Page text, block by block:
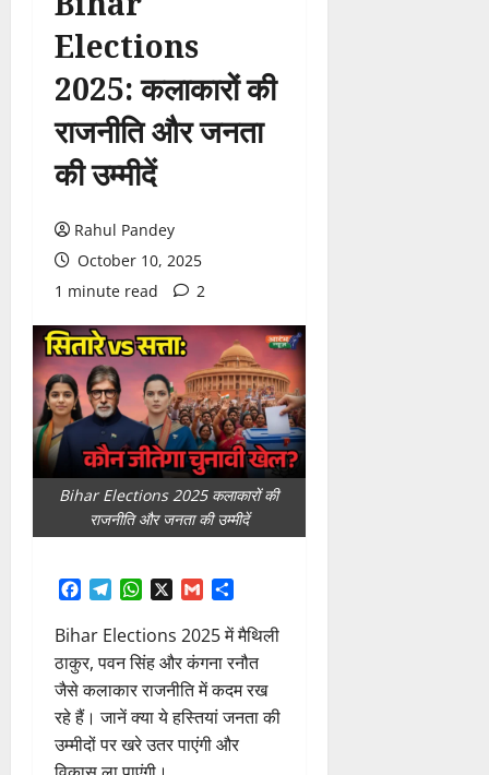
Elections
2025: कलाकारों की
राजनीति और जनता
की उम्मीदें
Rahul Pandey
October 10, 2025
1 minute read
2
Bihar Elections 2025 कलाकारों की
राजनीति और जनता की उम्मीदें
Facebook
TelegramWhatsAppGmail
Bihar Elections 2025 में मैथिली
ठाकुर, पवन सिंह और कंगना रनौत
जैसे कलाकार राजनीति में कदम रख
रहे हैं। जानें क्या ये हस्तियां जनता की
उम्मीदों पर खरे उतर पाएंगी और